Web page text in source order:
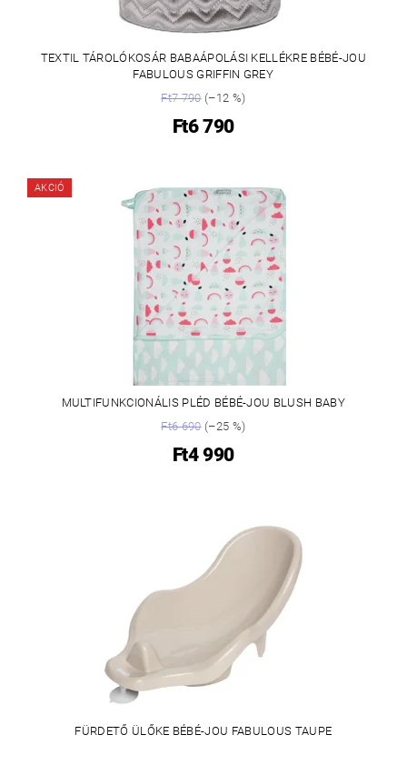
TEXTIL TÁROLÓKOSÁR BABAÁPOLÁSI KELLÉKRE BÉBÉ-JOU
FABULOUS GRIFFIN GREY
Ft7 790(–12 %)
Ft6 790
AKCIÓ
MULTIFUNKCIONÁLIS PLÉD BÉBÉ-JOU BLUSH BABY
Ft6 690(–25 %)
Ft4 990
FÜRDETŐ ÜLŐKE BÉBÉ-JOU FABULOUS TAUPE